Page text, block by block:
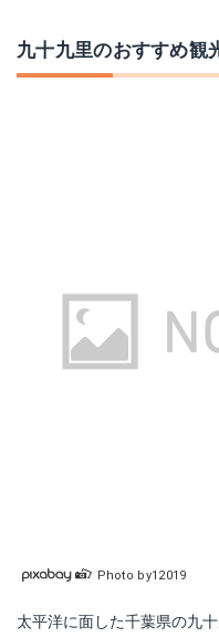
九十九里のおすすめ観
Photo by12019
太平洋に面した千葉県の九